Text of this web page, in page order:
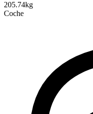
205.74kg
Coche